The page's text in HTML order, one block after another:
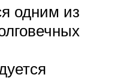
одним из